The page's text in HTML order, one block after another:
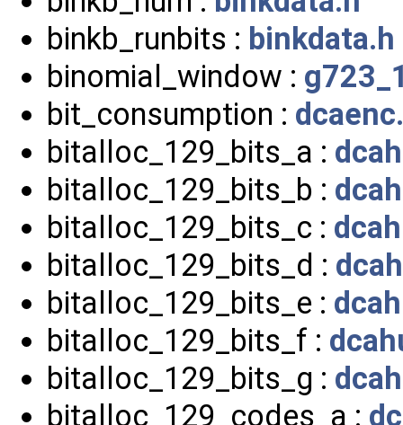
binkb_runbits : binkdata.h
binomial_window :
bit_consumption :
bitalloc_129_bits_a :
bitalloc_129_bits_b :
bitalloc_129_bits_c :
bitalloc_129_bits_d :
bitalloc_129_bits_e :
bitalloc_129_bits_f :
bitalloc_129_bits_g :
bitalloc_129_codes_a :